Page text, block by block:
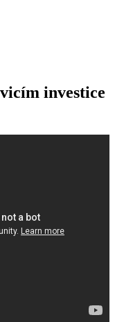
investice